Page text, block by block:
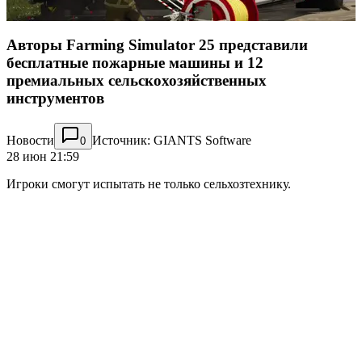
Авторы Farming Simulator 25 представили
бесплатные пожарные машины и 12
премиальных сельскохозяйственных
инструментов
Новости 0 Источник: GIANTS Software
28 июн 21:59
Игроки смогут испытать не только сельхозтехнику.